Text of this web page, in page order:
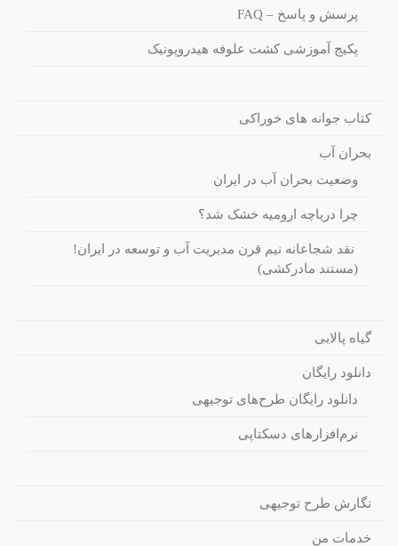
پرسش و پاسخ – FAQ
پکیج آموزشی کشت علوفه هیدروپونیک
کتاب جوانه های خوراکی
بحران آب
وضعیت بحران آب در ایران
چرا دریاچه ارومیه خشک شد؟
نقد شجاعانه نیم قرن مدیریت آب و توسعه در ایران!
(مستند مادرکشی)
گیاه پالایی
دانلود رایگان
دانلود رایگان طرح‌های توجیهی
نرم‌افزارهای دسکتاپی
نگارش طرح توجیهی
خدمات من